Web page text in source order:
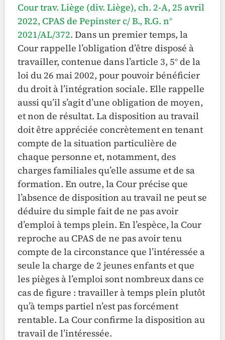
Cour trav. Liège (div. Liège), ch. 2-A, 25 avril
2022, CPAS de Pepinster c/ B., R.G. n°
2021/AL/372. Dans un premier temps, la
Cour rappelle l’obligation d’être disposé à
travailler, contenue dans l’article 3, 5° de la
loi du 26 mai 2002, pour pouvoir bénéficier
du droit à l’intégration sociale. Elle rappelle
aussi qu’il s’agit d’une obligation de moyen,
et non de résultat. La disposition au travail
doit être appréciée concrètement en tenant
compte de la situation particulière de
chaque personne et, notamment, des
charges familiales qu’elle assume et de sa
formation. En outre, la Cour précise que
l’absence de disposition au travail ne peut se
déduire du simple fait de ne pas avoir
d’emploi à temps plein. En l’espèce, la Cour
reproche au CPAS de ne pas avoir tenu
compte de la circonstance que l’intéressée a
seule la charge de 2 jeunes enfants et que
les pièges à l’emploi sont nombreux dans ce
cas de figure : travailler à temps plein plutôt
qu’à temps partiel n’est pas forcément
rentable. La Cour confirme la disposition au
travail de l’intéressée.